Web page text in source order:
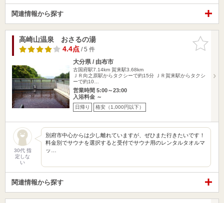
関連情報から探す
お気に入
りに追加
高崎山温泉 おさるの湯
4.4点/ 5 件
大分県 / 由布市
古国府駅7.14km 賀来駅3.68km
ＪＲ向之原駅からタクシーで約15分 ＪＲ賀来駅からタクシ
ーで約10…
営業時間 5:00～23:00
入浴料金 ～
日帰り 格安（1,000円以下）
30代 指
定しな
い
別府市中心からは少し離れていますが、ぜひまた行きたいです！
料金別でサウナを選択すると受付でサウナ用のレンタルタオルマ
ッ…
関連情報から探す